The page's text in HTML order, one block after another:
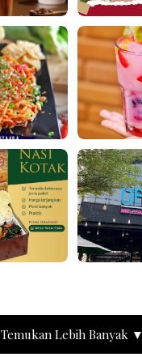
Temukan Lebih Banyak ▼